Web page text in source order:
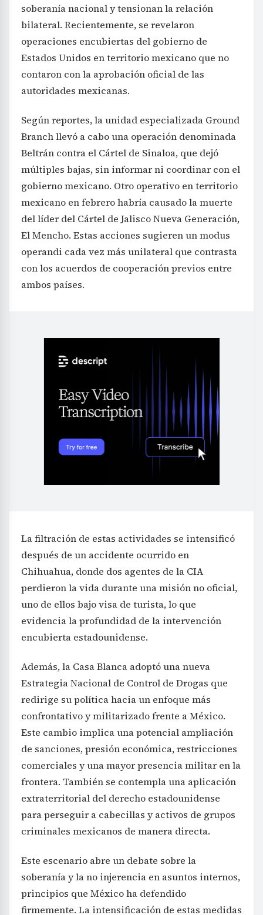
soberanía nacional y tensionan la relación
bilateral. Recientemente, se revelaron
operaciones encubiertas del gobierno de
Estados Unidos en territorio mexicano que no
contaron con la aprobación oficial de las
autoridades mexicanas.
Según reportes, la unidad especializada Ground
Branch llevó a cabo una operación denominada
Beltrán contra el Cártel de Sinaloa, que dejó
múltiples bajas, sin informar ni coordinar con el
gobierno mexicano. Otro operativo en territorio
mexicano en febrero habría causado la muerte
del líder del Cártel de Jalisco Nueva Generación,
El Mencho. Estas acciones sugieren un modus
operandi cada vez más unilateral que contrasta
con los acuerdos de cooperación previos entre
ambos países.
La filtración de estas actividades se intensificó
después de un accidente ocurrido en
Chihuahua, donde dos agentes de la CIA
perdieron la vida durante una misión no oficial,
uno de ellos bajo visa de turista, lo que
evidencia la profundidad de la intervención
encubierta estadounidense.
Además, la Casa Blanca adoptó una nueva
Estrategia Nacional de Control de Drogas que
redirige su política hacia un enfoque más
confrontativo y militarizado frente a México.
Este cambio implica una potencial ampliación
de sanciones, presión económica, restricciones
comerciales y una mayor presencia militar en la
frontera. También se contempla una aplicación
extraterritorial del derecho estadounidense
para perseguir a cabecillas y activos de grupos
criminales mexicanos de manera directa.
Este escenario abre un debate sobre la
soberanía y la no injerencia en asuntos internos,
principios que México ha defendido
firmemente. La intensificación de estas medidas